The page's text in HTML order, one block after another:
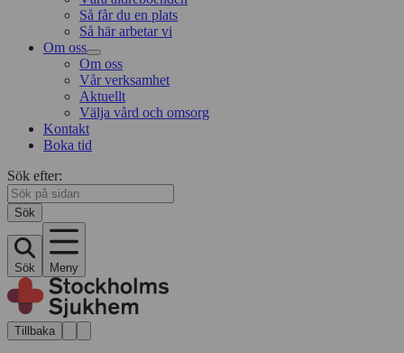
Så får du en plats
Så här arbetar vi
Om oss
Om oss
Vår verksamhet
Aktuellt
Välja vård och omsorg
Kontakt
Boka tid
Sök efter:
Sök
Sök Meny
Tillbaka